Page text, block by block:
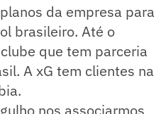
da empresa para
brasileiro. Até o
que tem parceria
A xG tem clientes na